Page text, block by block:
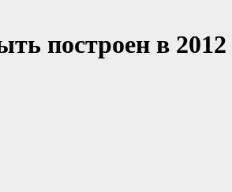
построен в 2012